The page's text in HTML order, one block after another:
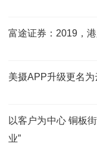
富途证券：2019，港
美摄APP升级更名
以客户为中心 铜板
业”